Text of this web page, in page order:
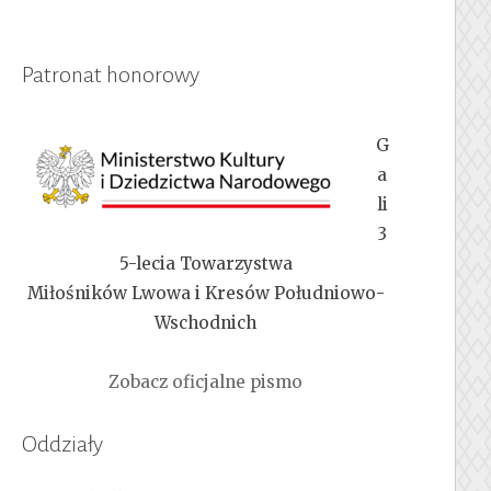
Patronat honorowy
G
a
li
3
5-lecia Towarzystwa
Miłośników Lwowa i Kresów Południowo-
Wschodnich
Zobacz oficjalne pismo
Oddziały